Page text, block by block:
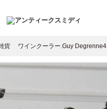
貨 ワインクーラー.Guy Degrenne4